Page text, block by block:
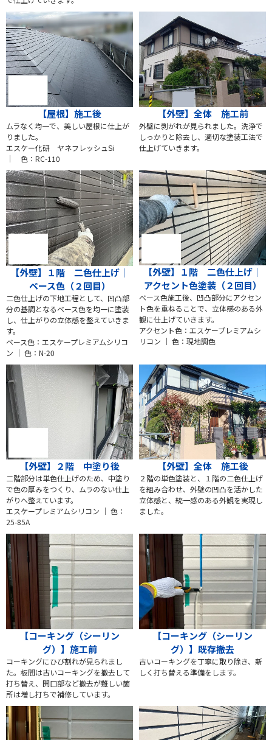
【屋根】施工後
ムラなく均一で、美しい屋根に仕上が
りました。
エスケー化研 ヤネフレッシュSi
｜ 色：RC-110
【外壁】全体 施工前
外壁に剥がれが見られました。洗浄で
しっかりと除去し、適切な塗装工法で
仕上げていきます。
【外壁】１階 二色仕上げ｜
ベース色（２回目）
二色仕上げの下地工程として、凹凸部
分の基調となるベース色を均一に塗装
し、仕上がりの立体感を整えていきま
す。
ベース色：エスケープレミアムシリコ
ン ｜ 色：N-20
【外壁】１階 二色仕上げ｜
アクセント色塗装（２回目）
ベース色施工後、凹凸部分にアクセン
ト色を重ねることで、立体感のある外
観に仕上げていきます。
アクセント色：エスケープレミアムシ
リコン ｜ 色：現地調色
【外壁】２階 中塗り後
二階部分は単色仕上げのため、中塗り
で色の厚みをつくり、ムラのない仕上
がりへ整えています。
エスケープレミアムシリコン ｜ 色：
25-85A
【外壁】全体 施工後
２階の単色塗装と、１階の二色仕上げ
を組み合わせ、外壁の凹凸を活かした
立体感と、統一感のある外観を実現し
ました。
【コーキング（シーリン
グ）】施工前
コーキングにひび割れが見られまし
た。板間は古いコーキングを撤去して
打ち替え、開口部など撤去が難しい箇
所は増し打ちで補修しています。
【コーキング（シーリン
グ）】既存撤去
古いコーキングを丁寧に取り除き、新
しく打ち替える準備をします。